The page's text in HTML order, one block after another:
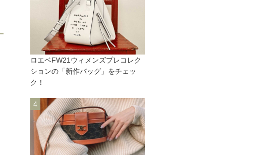
ロエベFW21ウィメンズプレコレク
ションの「新作バッグ」をチェッ
ク！